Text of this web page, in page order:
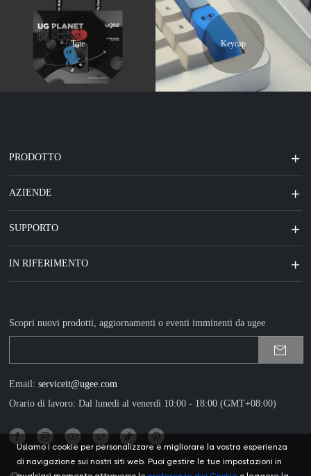
Tote Keycap
PRODOTTO
AZIENDE
SUPPORTO
IN RIFERIMENTO
Scopri nuovi prodotti, aggiornamenti o eventi imminenti da ugee
Email:serviceit@ugee.com
Orario di lavoro: Dal lunedì al venerdì 10:00 - 18:00 (GMT+08:00)
Usiamo i cookie per personalizzare e migliorare la vostra esperienza
di navigazione sui nostri siti web. Puoi gestire le tue impostazioni in